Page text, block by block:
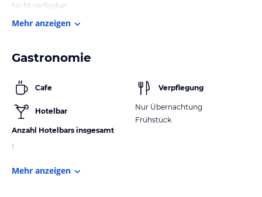
Nicht verfügbar
Mehr anzeigen
Gastronomie
Cafe
Hotelbar
Anzahl Hotelbars insgesamt
1
Verpflegung
Nur Übernachtung
Frühstück
Mehr anzeigen